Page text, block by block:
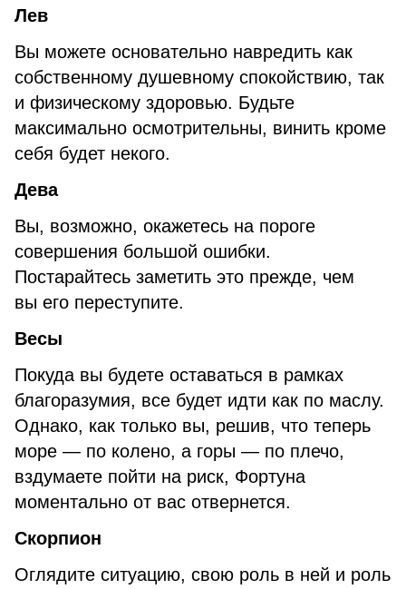
Лев
Вы можете основательно навредить как
собственному душевному спокойствию, так
и физическому здоровью. Будьте
максимально осмотрительны, винить кроме
себя будет некого.
Дева
Вы, возможно, окажетесь на пороге
совершения большой ошибки.
Постарайтесь заметить это прежде, чем
вы его переступите.
Весы
Покуда вы будете оставаться в рамках
благоразумия, все будет идти как по маслу.
Однако, как только вы, решив, что теперь
море — по колено, а горы — по плечо,
вздумаете пойти на риск, Фортуна
моментально от вас отвернется.
Скорпион
Оглядите ситуацию, свою роль в ней и роль